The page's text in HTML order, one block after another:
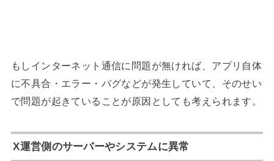
もしインターネット通信に問題が無ければ、アプリ自体
に不具合・エラー・バグなどが発生していて、そのせい
で問題が起きていることが原因としても考えられます。
X運営側のサーバーやシステムに異常